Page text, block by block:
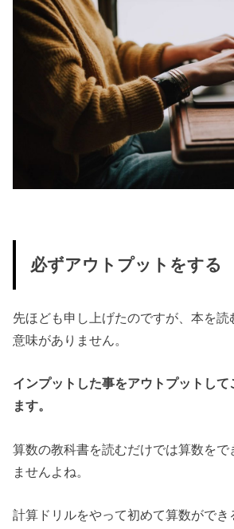
必ずアウトプットをする
先ほども申し上げたのですが、本を読
意味がありません。
インプットした事をアウトプットし
ます。
算数の教科書を読むだけでは算数をで
ませんよね。
計算ドリルをやって初めて算数ができ